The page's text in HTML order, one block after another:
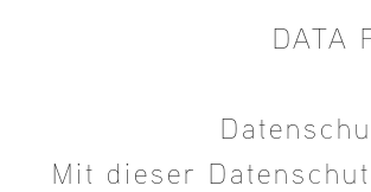
DATA
Mit dieser